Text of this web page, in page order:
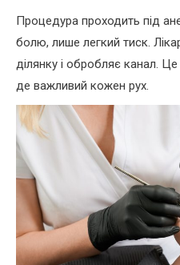
Процедура проходить під
болю, лише легкий тиск.
ділянку і обробляє канал.
де важливий кожен рух.